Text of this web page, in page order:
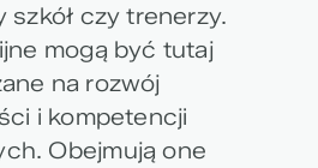
szkół czy trenerzy.
mogą być tutaj
na rozwój
i kompetencji
Obejmują one